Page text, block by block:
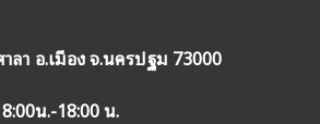
ลา อ.เมือง จ.นครปฐม 73000
น.-18:00 น.